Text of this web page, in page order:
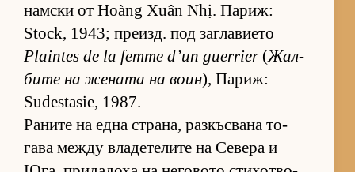
нам­ски от Hoàng Xuân Nhị. Па­риж:
Stock, 1943; пре­изд. под заг­ла­ви­ето
Plaintes de la femme d’un guerrier(Жал­
бите на же­ната на воин), Па­риж:
Sudestasie, 1987.
Ра­ните на една стра­на, раз­къс­вана то­
гава между вла­де­те­лите на Се­вера и